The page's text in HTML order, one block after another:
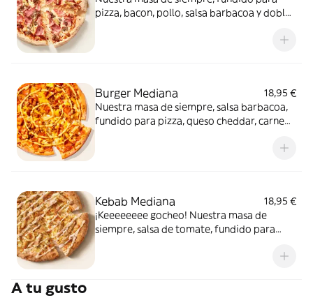
pizza, bacon, pollo, salsa barbacoa y doble
Burger Mediana
18,95 €
Nuestra masa de siempre, salsa barbacoa,
fundido para pizza, queso cheddar, carne
Kebab Mediana
18,95 €
¡Keeeeeeee gocheo! Nuestra masa de
siempre, salsa de tomate, fundido para
A tu gusto